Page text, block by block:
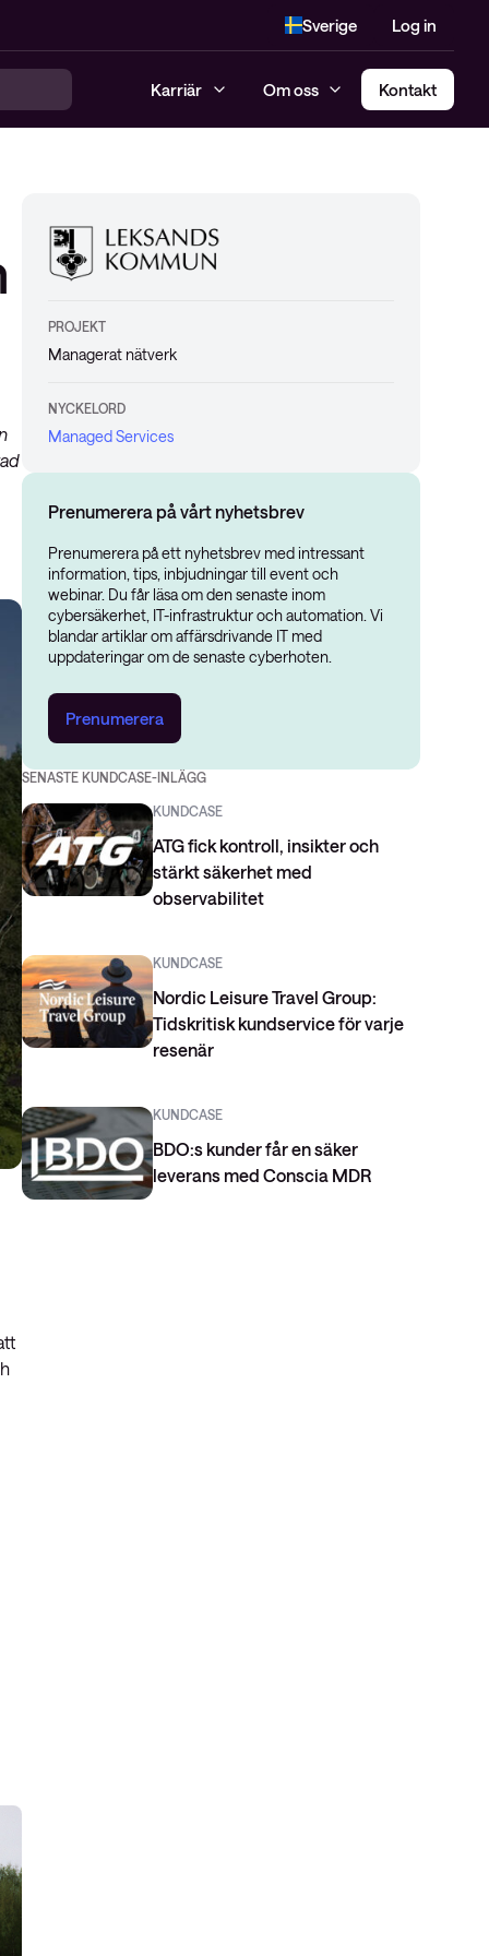
Sverige Log in
Karriär Om oss Kontakt
PROJEKT
Managerat nätverk
NYCKELORD
Managed Services
Prenumerera på vårt nyhetsbrev
Prenumerera på ett nyhetsbrev med intressant
information, tips, inbjudningar till event och
webinar. Du får läsa om den senaste inom
cybersäkerhet, IT-infrastruktur och automation. Vi
blandar artiklar om affärsdrivande IT med
uppdateringar om de senaste cyberhoten.
Prenumerera
SENASTE KUNDCASE-INLÄGG
KUNDCASE
ATG fick kontroll, insikter och
stärkt säkerhet med
observabilitet
KUNDCASE
Nordic Leisure Travel Group:
Tidskritisk kundservice för varje
resenär
KUNDCASE
BDO:s kunder får en säker
leverans med Conscia MDR